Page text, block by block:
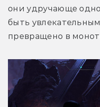
они удручающе
быть
превращено в